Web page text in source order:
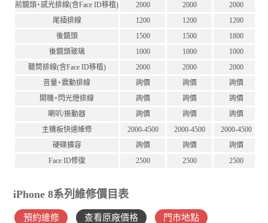
前鏡頭+感光排線(含Face ID移植) 2000 2000
2000
尾插排線
1200 1200
1200
後鏡頭
1500 1500
1800
後鏡頭玻璃
1000 1000
1000
聽筒排線(含Face ID移植)
2000 2000
2000
音量+震動排線
詢價 詢價
詢價
開機+閃光燈排線
詢價 詢價
詢價
喇叭/振動器
詢價 詢價
詢價
主機板快速維修
2000-4500 2000-4500
2000-4500
硬碟擴容
詢價 詢價
詢價
Face ID修復
2500 2500 2500
iPhone 8系列維修價目表
預約維修 查看原廠價格 門市地點